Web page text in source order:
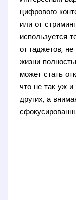
цифрового
или от
используется
от гаджетов,
жизни
может стать
что не так уж и
других, а